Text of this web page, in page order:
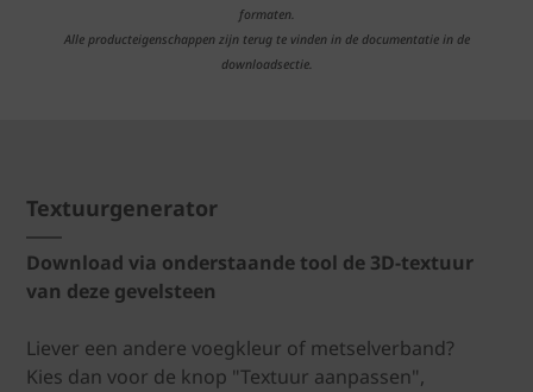
formaten.
Alle producteigenschappen zijn terug te vinden in de documentatie in de
downloadsectie.
Textuurgenerator
Download via onderstaande tool de 3D-textuur
van deze gevelsteen
Liever een andere voegkleur of metselverband?
Kies dan voor de knop "Textuur aanpassen",